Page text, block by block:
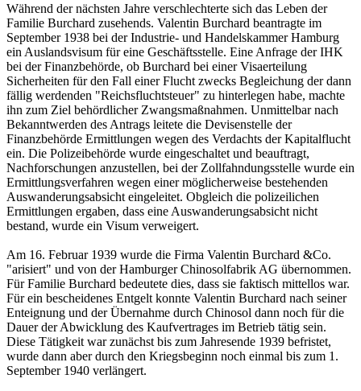
Während der nächsten Jahre verschlechterte sich das Leben der
Familie Burchard zusehends. Valentin Burchard beantragte im
September 1938 bei der Industrie- und Handelskammer Hamburg
ein Auslandsvisum für eine Geschäftsstelle. Eine Anfrage der IHK
bei der Finanz­be­hörde, ob Burchard bei einer Visaerteilung
Sicherheiten für den Fall einer Flucht zwecks Be­gleichung der dann
fällig werdenden "Reichsfluchtsteuer" zu hinterlegen habe, machte
ihn zum Ziel behördlicher Zwangsmaßnahmen. Unmittelbar nach
Bekanntwerden des Antrags leitete die Devisenstelle der
Finanzbehörde Ermittlungen wegen des Verdachts der Kapital­flucht
ein. Die Polizeibehörde wurde eingeschaltet und beauftragt,
Nachforschungen anzustellen, bei der Zollfahndungsstelle wurde ein
Ermittlungsverfahren wegen einer möglicherweise be­stehenden
Auswanderungsabsicht eingeleitet. Obgleich die polizeilichen
Ermitt­lungen ergaben, dass eine Auswanderungsabsicht nicht
bestand, wurde ein Visum verweigert.
Am 16. Februar 1939 wurde die Firma Valentin Burchard &Co.
"arisiert" und von der Ham­burger Chinosolfabrik AG übernommen.
Für Familie Burchard bedeutete dies, dass sie faktisch mittellos war.
Für ein bescheidenes Entgelt konnte Valentin Burchard nach seiner
Ent­eig­nung und der Übernahme durch Chinosol dann noch für die
Dauer der Abwicklung des Kauf­ver­trages im Betrieb tätig sein.
Diese Tätigkeit war zunächst bis zum Jahresende 1939 befristet,
wurde dann aber durch den Kriegsbeginn noch einmal bis zum 1.
September 1940 verlängert.